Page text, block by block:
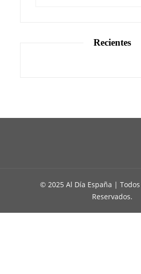
Recientes
© 2025 Al Día España |
Reservados.